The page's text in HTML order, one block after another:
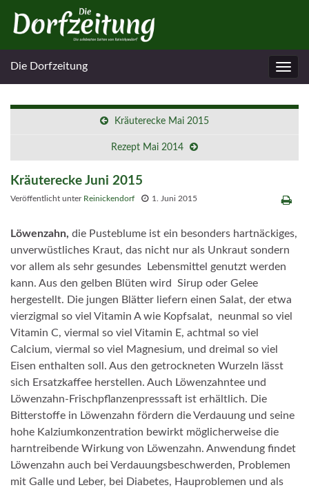
Die Dorfzeitung
Kräuterecke Mai 2015
Rezept Mai 2014
Kräuterecke Juni 2015
Veröffentlicht unter Reinickendorf 1. Juni 2015
Löwenzahn, die Pusteblume ist ein besonders hartnäckiges,
unverwüstliches Kraut, das nicht nur als Unkraut sondern
vor allem als sehr gesundes Lebensmittel genutzt werden
kann. Aus den gelben Blüten wird Sirup oder Gelee
hergestellt. Die jungen Blätter liefern einen Salat, der etwa
vierzigmal so viel Vitamin A wie Kopfsalat, neunmal so viel
Vitamin C, viermal so viel Vitamin E, achtmal so viel
Calcium, viermal so viel Magnesium, und dreimal so viel
Eisen enthalten soll. Aus den getrockneten Wurzeln lässt
sich Ersatzkaffee herstellen. Auch Löwenzahntee und
Löwenzahn-Frischpflanzenpresssaft ist erhältlich. Die
Bitterstoffe in Löwenzahn fördern die Verdauung und seine
hohe Kalziumkonzentration bewirkt möglicherweise die
harntreibende Wirkung von Löwenzahn. Anwendung findet
Löwenzahn auch bei Verdauungsbeschwerden, Problemen
mit Galle und Leber, bei Diabetes, Hauproblemen und als